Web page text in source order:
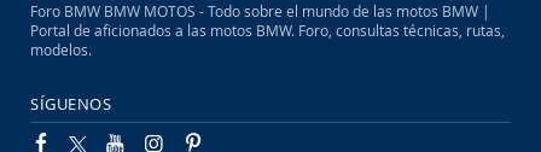
Foro BMW BMW MOTOS - Todo sobre el mundo de las motos BMW |
Portal de aficionados a las motos BMW. Foro, consultas técnicas, rutas,
modelos.
SÍGUENOS